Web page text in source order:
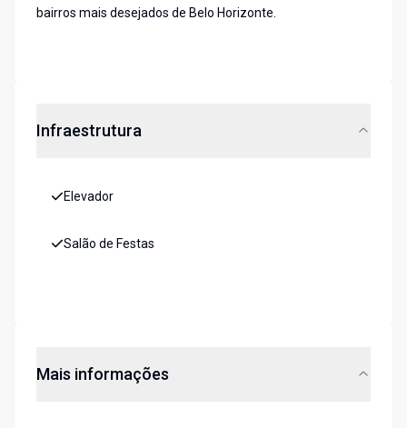
bairros mais desejados de Belo Horizonte.
Infraestrutura
Elevador
Salão de Festas
Mais informações